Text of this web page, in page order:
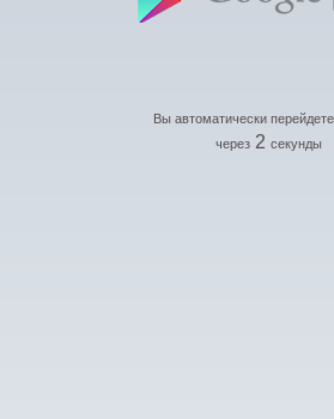
Вы автоматически
через 2 секунды